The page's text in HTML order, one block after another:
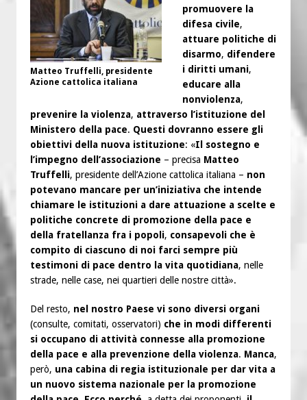
Matteo Truffelli, presidente
Azione cattolica italiana
promuovere la
difesa civile,
attuare politiche di
disarmo, difendere
i diritti umani,
educare alla
nonviolenza,
prevenire la violenza, attraverso l’istituzione del
Ministero della pace. Questi dovranno essere gli
obiettivi della nuova istituzione: «Il sostegno e
l’impegno dell’associazione – precisa Matteo
Truffelli, presidente dell’Azione cattolica italiana – non
potevano mancare per un’iniziativa che intende
chiamare le istituzioni a dare attuazione a scelte e
politiche concrete di promozione della pace e
della fratellanza fra i popoli, consapevoli che è
compito di ciascuno di noi farci sempre più
testimoni di pace dentro la vita quotidiana, nelle
strade, nelle case, nei quartieri delle nostre città».
Del resto, nel nostro Paese vi sono diversi organi
(consulte, comitati, osservatori) che in modi differenti
si occupano di attività connesse alla promozione
della pace e alla prevenzione della violenza. Manca,
però, una cabina di regia istituzionale per dar vita a
un nuovo sistema nazionale per la promozione